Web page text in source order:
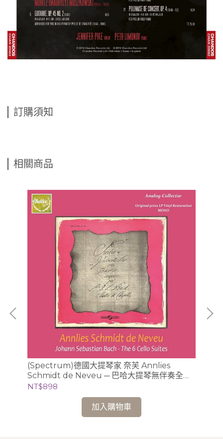
訂購須知
相關商品
(Spectrum)德國大提琴家 奈芙 Annlies
Schmidt de Neveu ─ 巴哈大提琴無伴奏全曲
錄音 2CD (Ducretet-Thomson版)
NT$898
加入購物車